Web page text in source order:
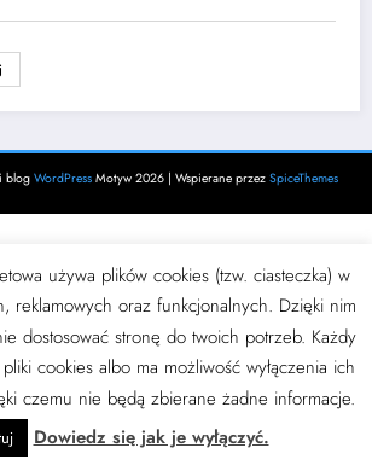
blog WordPress Motyw 2026 | Wspierane przez SpiceThemes
używa plików cookies (tzw. ciasteczka) w
reklamowych oraz funkcjonalnych. Dzięki nim
dostosować stronę do twoich potrzeb. Każdy
cookies albo ma możliwość wyłączenia ich
czemu nie będą zbierane żadne informacje.
Dowiedz się jak je wyłączyć.